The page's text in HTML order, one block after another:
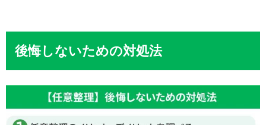
後悔しないための対処法